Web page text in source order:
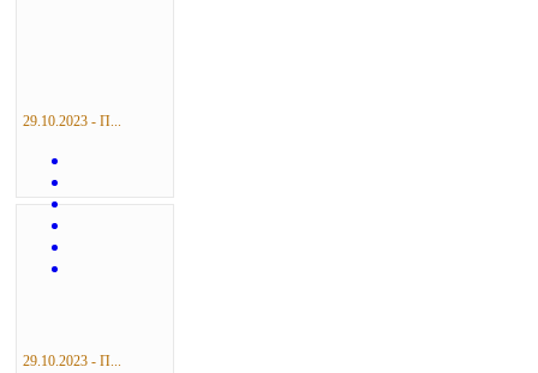
29.10.2023 - П...
29.10.2023 - П...